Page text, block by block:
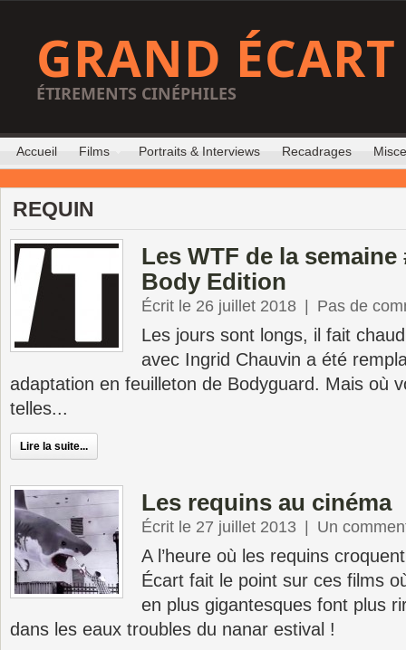
GRAND ÉCART
ÉTIREMENTS CINÉPHILES
Accueil Films Portraits & Interviews Recadrages
REQUIN
Les WTF de la
Body Edition
Écrit le 26 juillet 2018 Pas de
Les jours sont longs, il fait
avec Ingrid Chauvin a été
adaptation en feuilleton de Bodyguard. Mais où
telles...
Lire la suite...
Les requins au cinéma
Écrit le 27 juillet 2013 Un
A l’heure où les requins
Écart fait le point sur ces films
en plus gigantesques font plus
dans les eaux troubles du nanar estival !